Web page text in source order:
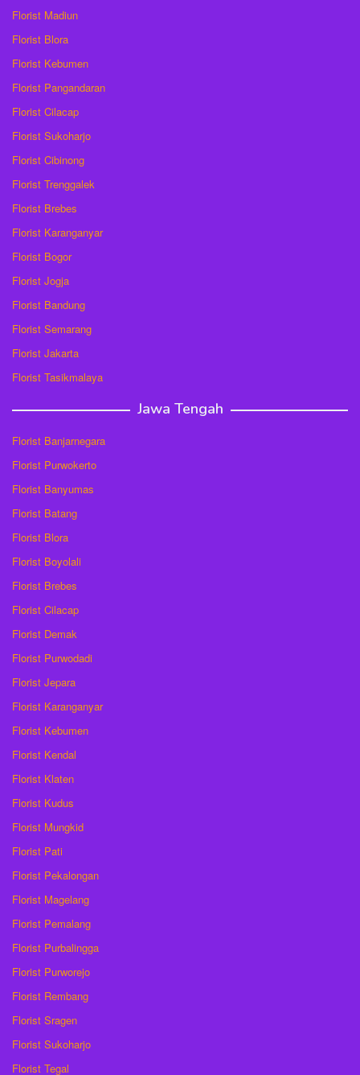
Florist Madiun
Florist Blora
Florist Kebumen
Florist Pangandaran
Florist Cilacap
Florist Sukoharjo
Florist Cibinong
Florist Trenggalek
Florist Brebes
Florist Karanganyar
Florist Bogor
Florist Jogja
Florist Bandung
Florist Semarang
Florist Jakarta
Florist Tasikmalaya
Jawa Tengah
Florist Banjarnegara
Florist Purwokerto
Florist Banyumas
Florist Batang
Florist Blora
Florist Boyolali
Florist Brebes
Florist Cilacap
Florist Demak
Florist Purwodadi
Florist Jepara
Florist Karanganyar
Florist Kebumen
Florist Kendal
Florist Klaten
Florist Kudus
Florist Mungkid
Florist Pati
Florist Pekalongan
Florist Magelang
Florist Pemalang
Florist Purbalingga
Florist Purworejo
Florist Rembang
Florist Sragen
Florist Sukoharjo
Florist Tegal